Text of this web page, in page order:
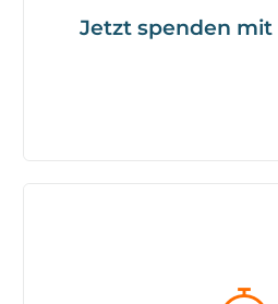
Jetzt spenden